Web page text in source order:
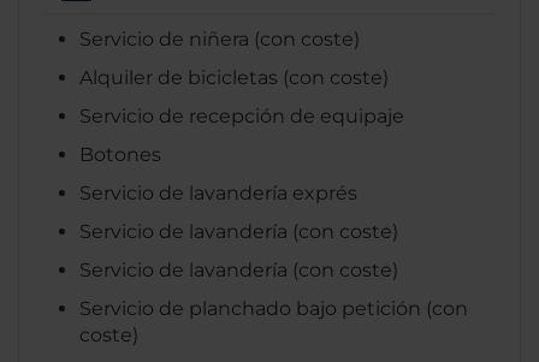
Servicio de niñera (con coste)
Alquiler de bicicletas (con coste)
Servicio de recepción de equipaje
Botones
Servicio de lavandería exprés
Servicio de lavandería (con coste)
Servicio de lavandería (con coste)
Servicio de planchado bajo petición (con
coste)